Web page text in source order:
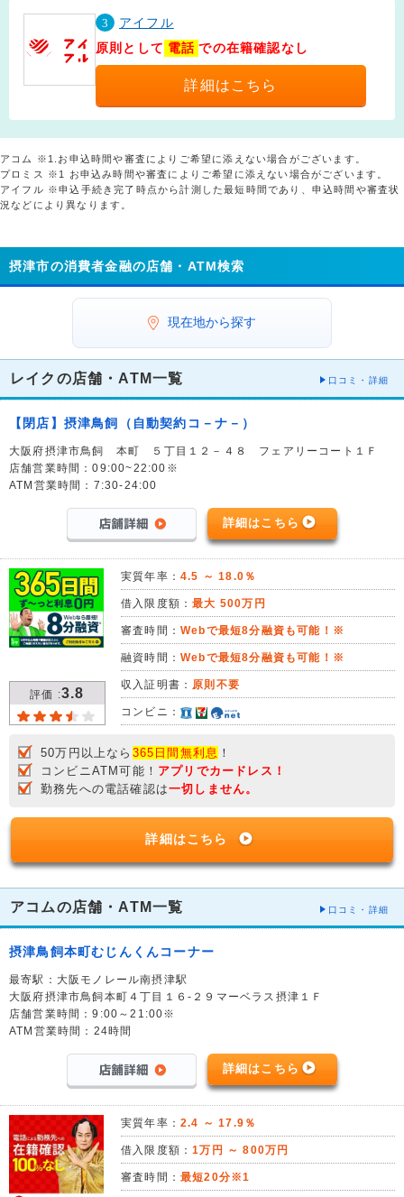
3
アイフル
原則として 電話 での在籍確認なし
詳細はこちら
アコム ※1.お申込時間や審査によりご希望に添えない場合がございます。
プロミス ※1 お申込み時間や審査によりご希望に添えない場合がございます。
アイフル ※申込手続き完了時点から計測した最短時間であり、申込時間や審査状
況などにより異なります。
摂津市の消費者金融の店舗・ATM検索
現在地から探す
レイクの店舗・ATM一覧 口コミ・詳細
【閉店】摂津鳥飼（自動契約コ－ナ－）
大阪府摂津市鳥飼 本町 ５丁目１２－４８ フェアリーコート１Ｆ
店舗営業時間：09:00~22:00※
ATM営業時間：7:30-24:00
詳細はこちら
評価 :3.8
実質年率： 4.5 ～ 18.0％
借入限度額：最大 500万円
審査時間： Webで最短8分融資も可能！※
融資時間： Webで最短8分融資も可能！※
収入証明書： 原則不要
コンビニ：
50万円以上なら 365日間無利息 ！
コンビニATM可能！ アプリでカードレス！
勤務先への電話確認は一切しません。
詳細はこちら
アコムの店舗・ATM一覧 口コミ・詳細
摂津鳥飼本町むじんくんコーナー
最寄駅：大阪モノレール南摂津駅
大阪府摂津市鳥飼本町４丁目１６-２９マーベラス摂津１Ｆ
店舗営業時間：9:00～21:00※
ATM営業時間：24時間
詳細はこちら
実質年率： 2.4 ～ 17.9％
借入限度額：1万円 ～ 800万円
審査時間： 最短20分※1